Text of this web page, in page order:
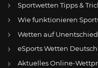
Sportwetten Tipps &
Wie funktionieren
Wetten auf
eSports Wetten
Aktuelles Online-